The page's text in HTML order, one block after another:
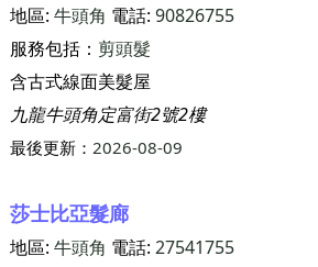
地區: 牛頭角 電話: 90826755
服務包括： 剪頭髮
含古式線面美髮屋
九龍牛頭角定富街2號2樓
最後更新： 2026-08-09
莎士比亞髮廊
地區: 牛頭角 電話: 27541755